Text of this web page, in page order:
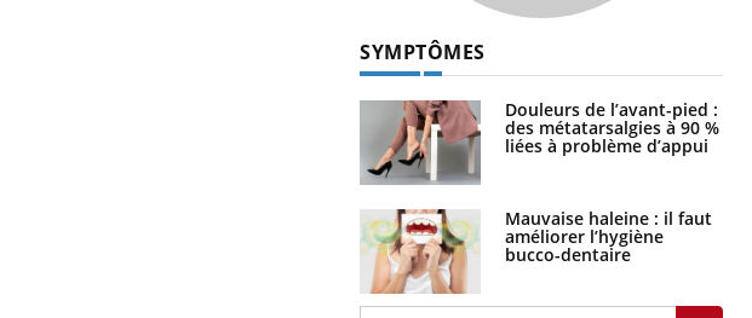
SYMPTÔMES
Douleurs de l’avant-pied :
des métatarsalgies à 90 %
liées à problème d’appui
Mauvaise haleine : il faut
améliorer l’hygiène
bucco-dentaire